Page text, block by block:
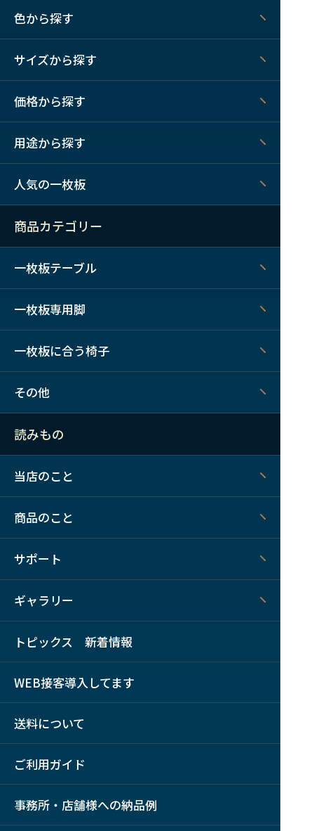
色から探す
サイズから探す
価格から探す
用途から探す
人気の一枚板
商品カテゴリー
一枚板テーブル
一枚板専用脚
一枚板に合う椅子
その他
読みもの
当店のこと
商品のこと
サポート
ギャラリー
トピックス 新着情報
WEB接客導入してます
送料について
ご利用ガイド
事務所・店舗様への納品例